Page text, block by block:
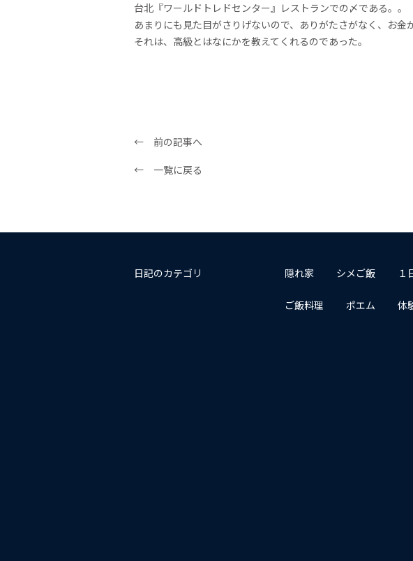
台北『ワールドトレドセンター』レストランでの〆である。。
あまりにも見た目がさりげないので、ありがたさがなく、お金
それは、高級とはなにかを教えてくれるのであった。
← 前の記事へ
← 一覧に戻る
日記のカテゴリ 隠れ家 シメご飯 １
ご飯料理 ポエム 体